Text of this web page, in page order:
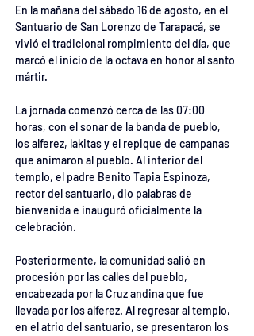
En la mañana del sábado 16 de agosto, en el
Santuario de San Lorenzo de Tarapacá, se
vivió el tradicional rompimiento del día, que
marcó el inicio de la octava en honor al santo
mártir.
La jornada comenzó cerca de las 07:00
horas, con el sonar de la banda de pueblo,
los alferez, lakitas y el repique de campanas
que animaron al pueblo. Al interior del
templo, el padre Benito Tapia Espinoza,
rector del santuario, dio palabras de
bienvenida e inauguró oficialmente la
celebración.
Posteriormente, la comunidad salió en
procesión por las calles del pueblo,
encabezada por la Cruz andina que fue
llevada por los alferez. Al regresar al templo,
en el atrio del santuario, se presentaron los